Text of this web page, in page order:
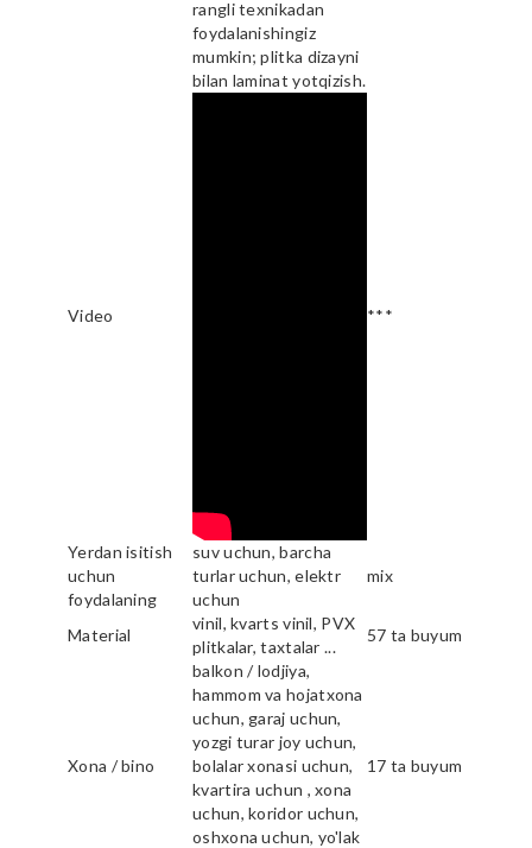
rangli texnikadan
foydalanishingiz
mumkin; plitka dizayni
bilan laminat yotqizish.
Video ***
Yerdan isitish
uchun
foydalaning
suv uchun, barcha
turlar uchun, elektr
uchun
mix
Material
vinil, kvarts vinil, PVX
plitkalar, taxtalar ...
57 ta buyum
Xona / bino
balkon / lodjiya,
hammom va hojatxona
uchun, garaj uchun,
yozgi turar joy uchun,
bolalar xonasi uchun,
kvartira uchun , xona
uchun, koridor uchun,
oshxona uchun, yo'lak
17 ta buyum